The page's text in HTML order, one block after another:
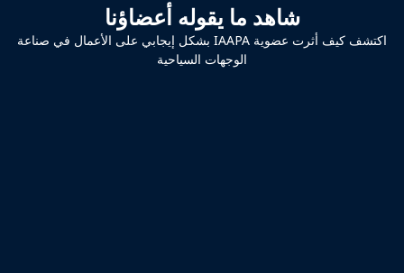
شاهد ما يقوله أعضاؤنا
اكتشف كيف أثرت عضوية IAAPA بشكل إيجابي على الأعمال في صناعة
الوجهات السياحية